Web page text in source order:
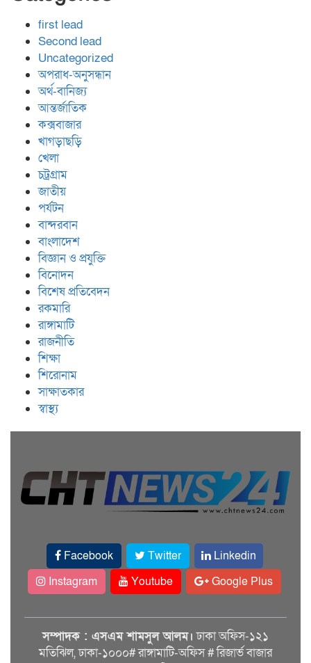
first lead
Second lead
Uncategorized
অপরাধ-অনুসন্ধান
অর্থ-বানিজ্য
আন্তর্জাতিক
কক্সবাজার
খাগড়াছড়ি
খেলা
চট্রগ্রাম
জাতীয়
পর্যটন
বান্দরবান
বাংলাদেশ
বিজ্ঞান ও প্রযুক্তি
বিনোদন
বিশেষ প্রতিবেদন
রকমারি
রাঙ্গামাটি
রাজনীতি
শিক্ষা
শিরোনাম
সাক্ষাতকার
স্বাস্থ্য
Facebook Twitter
Linkedin
Instagram
Youtube Google Plus
সম্পাদক : এসএম শামসুল আলম। ঢাকা অফিস-১২১
মতিঝিল, ঢাকা-১০০০# রাঙ্গামাটি-অফিস # রিজার্ভ বাজার